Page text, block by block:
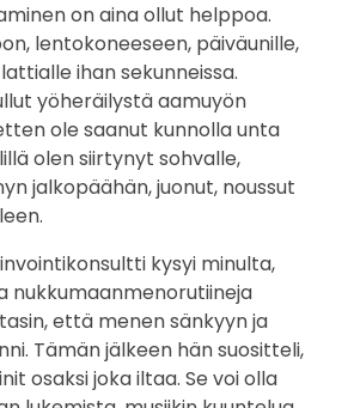
on aina ollut helppoa.
lentokoneeseen, päiväunille,
ihan sekunneissa.
yöheräilystä aamuyön
ole saanut kunnolla unta
olen siirtynyt sohvalle,
jalkopäähän, juonut, noussut
kysyi minulta,
nukkumaanmenorutiineja
että menen sänkyyn ja
Tämän jälkeen hän suositteli,
osaksi joka iltaa. Se voi olla